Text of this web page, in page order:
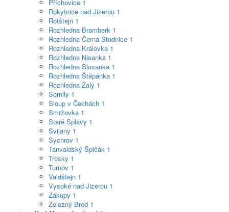
Příchovice 1
Rokytnice nad Jizerou 1
Rotštejn 1
Rozhledna Bramberk 1
Rozhledna Černá Studnice 1
Rozhledna Královka 1
Rozhledna Nisanka 1
Rozhledna Slovanka 1
Rozhledna Štěpánka 1
Rozhledna Žalý 1
Semily 1
Sloup v Čechách 1
Smržovka 1
Staré Splavy 1
Svijany 1
Sychrov 1
Tanvaldský Špičák 1
Trosky 1
Turnov 1
Valdštejn 1
Vysoké nad Jizerou 1
Zákupy 1
Železný Brod 1